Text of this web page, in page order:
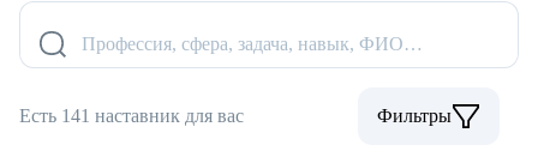
Профессия, сфера, задача, навык, ФИО…
Есть 141 наставник для вас Фильтры